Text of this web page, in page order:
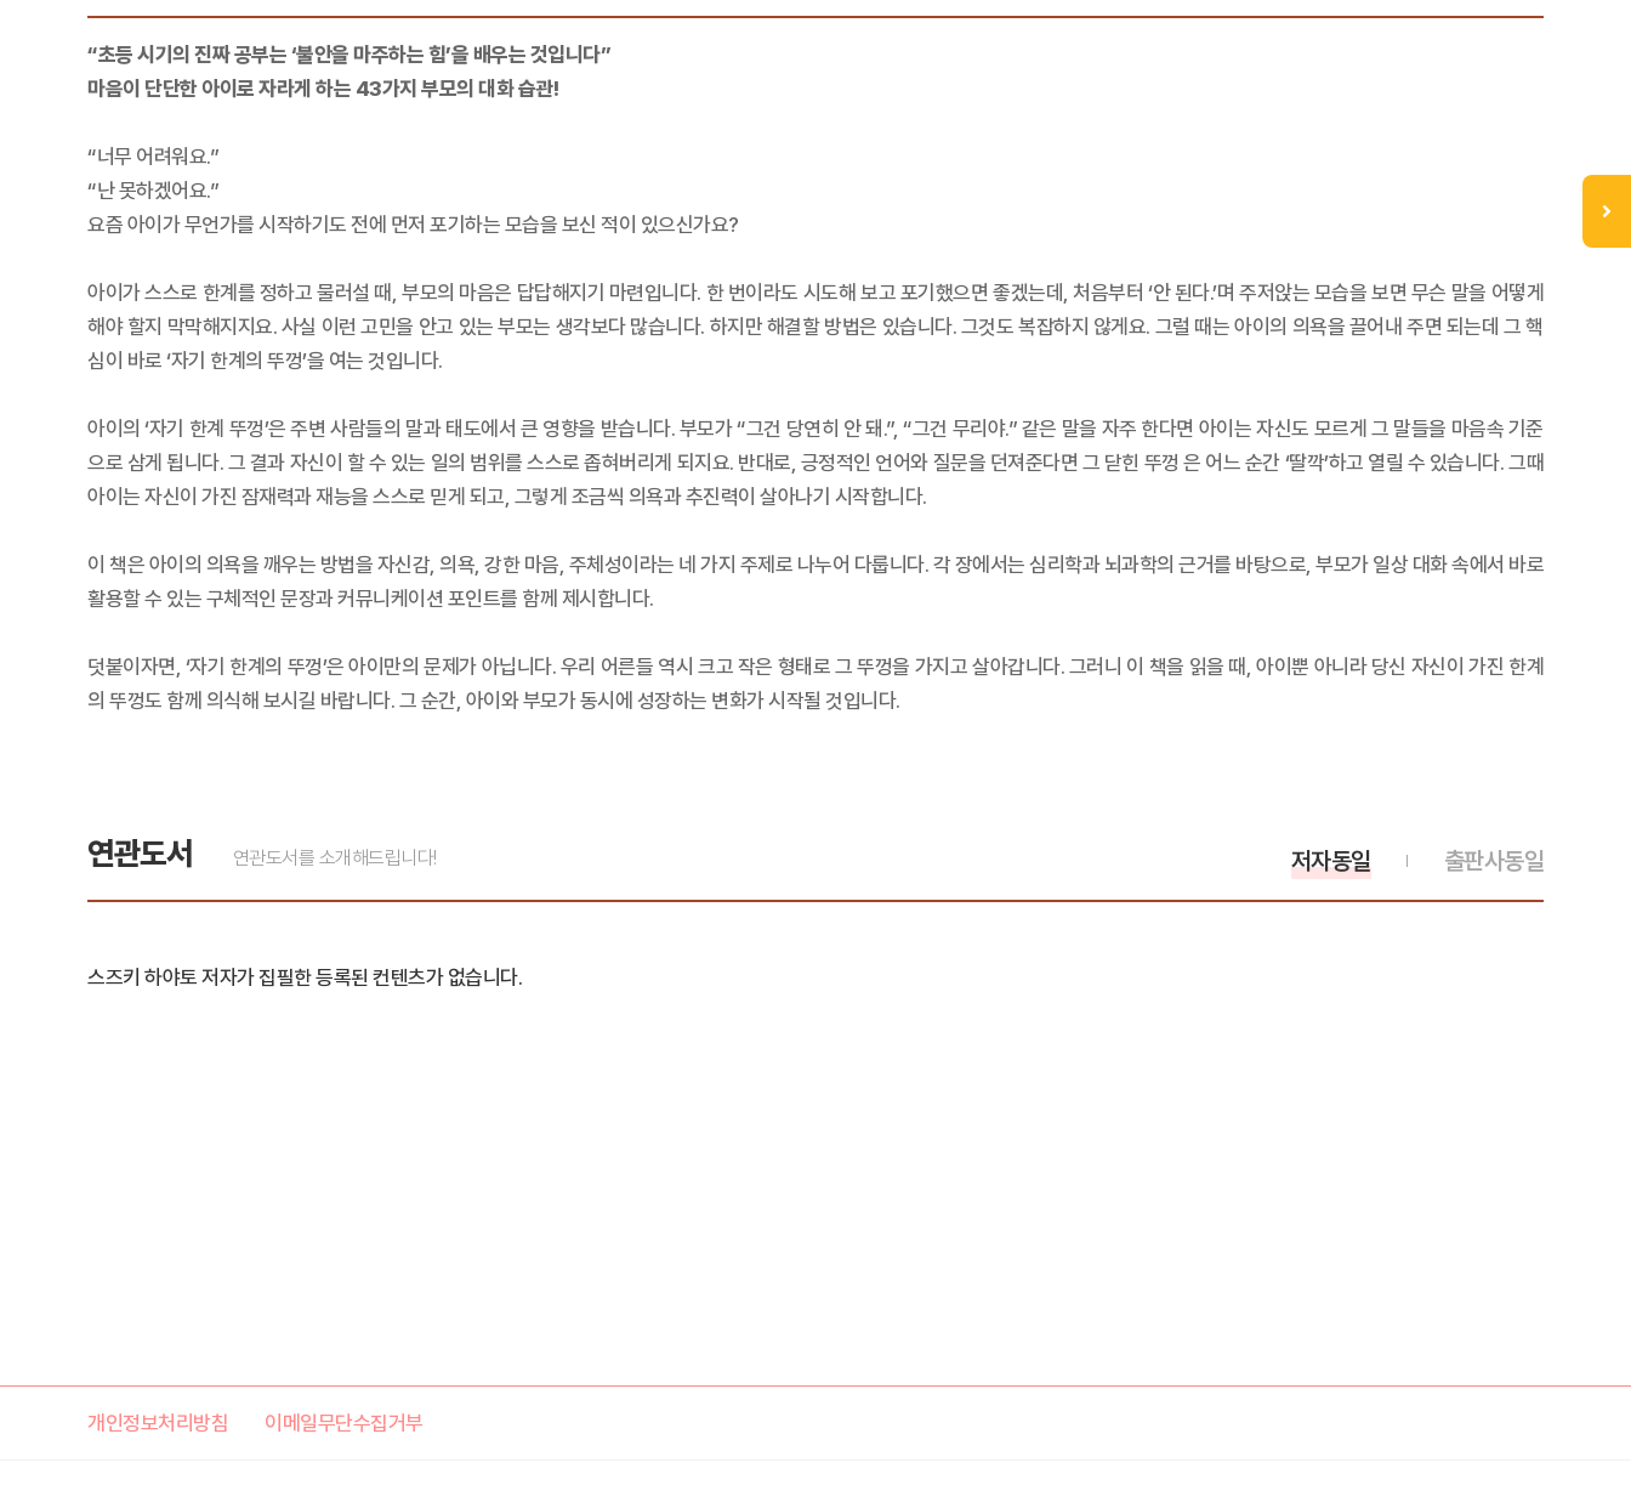
“초등 시기의 진짜 공부는 ‘불안을 마주하는 힘’을 배우는 것입니다”
마음이 단단한 아이로 자라게 하는 43가지 부모의 대화 습관!
“너무 어려워요.”
“난 못하겠어요.”
요즘 아이가 무언가를 시작하기도 전에 먼저 포기하는 모습을 보신 적이 있으신가요?
아이가 스스로 한계를 정하고 물러설 때, 부모의 마음은 답답해지기 마련입니다. 한 번이라도 시도해 보고 포기했으면 좋겠는데, 처음부터 ‘안 된다.’며 주저앉는 모습을 보면 무슨 말을 어떻게
해야 할지 막막해지지요. 사실 이런 고민을 안고 있는 부모는 생각보다 많습니다. 하지만 해결할 방법은 있습니다. 그것도 복잡하지 않게요. 그럴 때는 아이의 의욕을 끌어내 주면 되는데 그 핵
심이 바로 ‘자기 한계의 뚜껑’을 여는 것입니다.
아이의 ‘자기 한계 뚜껑’은 주변 사람들의 말과 태도에서 큰 영향을 받습니다. 부모가 “그건 당연히 안 돼.”, “그건 무리야.” 같은 말을 자주 한다면 아이는 자신도 모르게 그 말들을 마음속 기준
으로 삼게 됩니다. 그 결과 자신이 할 수 있는 일의 범위를 스스로 좁혀버리게 되지요. 반대로, 긍정적인 언어와 질문을 던져준다면 그 닫힌 뚜껑 은 어느 순간 ‘딸깍’하고 열릴 수 있습니다. 그때
아이는 자신이 가진 잠재력과 재능을 스스로 믿게 되고, 그렇게 조금씩 의욕과 추진력이 살아나기 시작합니다.
이 책은 아이의 의욕을 깨우는 방법을 자신감, 의욕, 강한 마음, 주체성이라는 네 가지 주제로 나누어 다룹니다. 각 장에서는 심리학과 뇌과학의 근거를 바탕으로, 부모가 일상 대화 속에서 바로
활용할 수 있는 구체적인 문장과 커뮤니케이션 포인트를 함께 제시합니다.
덧붙이자면, ‘자기 한계의 뚜껑’은 아이만의 문제가 아닙니다. 우리 어른들 역시 크고 작은 형태로 그 뚜껑을 가지고 살아갑니다. 그러니 이 책을 읽을 때, 아이뿐 아니라 당신 자신이 가진 한계
의 뚜껑도 함께 의식해 보시길 바랍니다. 그 순간, 아이와 부모가 동시에 성장하는 변화가 시작될 것입니다.
연관도서 연관도서를 소개해드립니다! 출판사동일
저자동일
스즈키 하야토 저자가 집필한 등록된 컨텐츠가 없습니다.
개인정보처리방침 이메일무단수집거부